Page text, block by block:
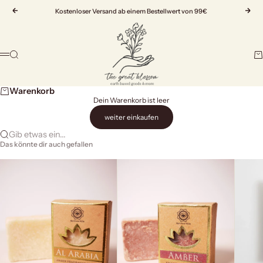
Zurück
Kostenloser Versand ab einem Bestellwert von 99€
Vor
The Great Blossom
Menü
Suche
Warenkorb
Dein Warenkorb ist leer
weiter einkaufen
Gib etwas ein...
Das könnte dir auch gefallen